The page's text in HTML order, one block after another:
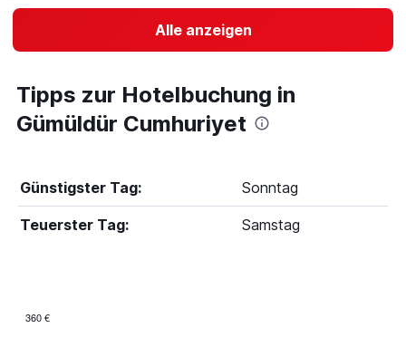
Alle anzeigen
Tipps zur Hotelbuchung in
Gümüldür Cumhuriyet
Günstigster Tag: Sonntag
Teuerster Tag: Samstag
360 €